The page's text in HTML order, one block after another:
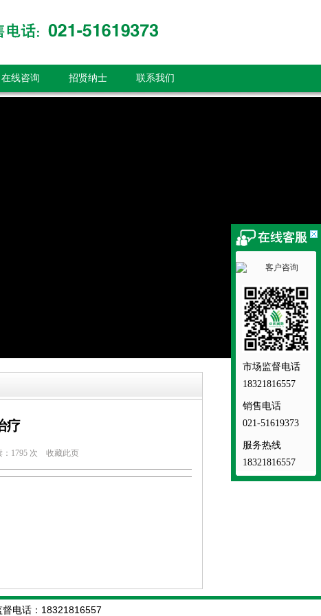
在线咨询 招贤纳士 联系我们
疗
1795 次 收藏此页
电话：18321816557
市场监督电话
18321816557
销售电话
021-51619373
服务热线
18321816557